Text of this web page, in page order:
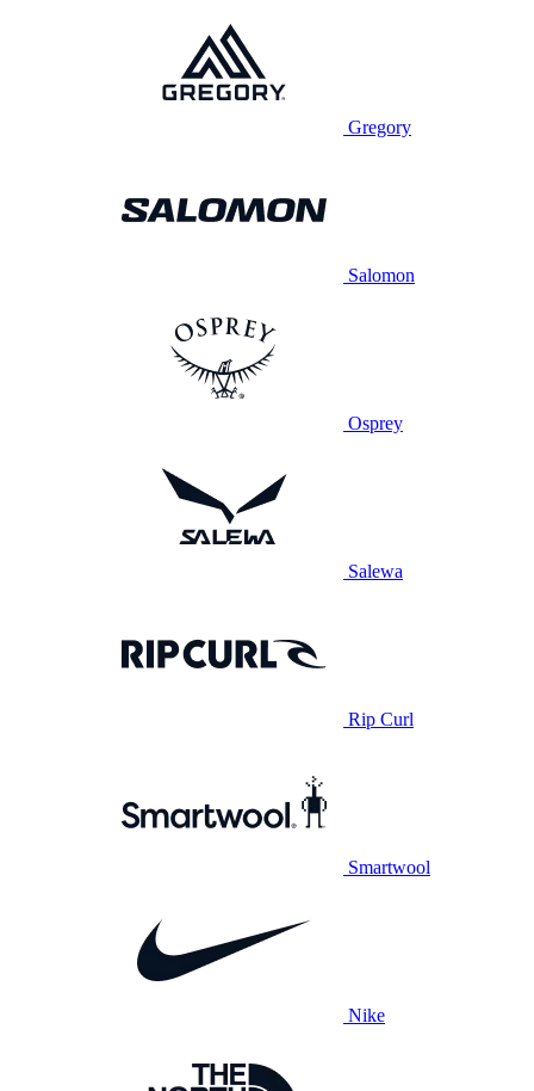
Gregory
Salomon
Osprey
Salewa
Rip Curl
Smartwool
Nike